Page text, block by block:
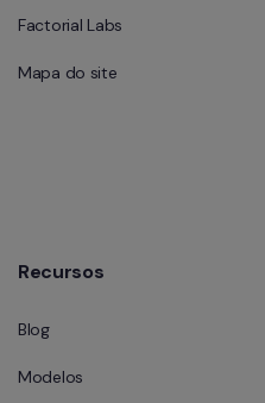
Factorial Labs
Mapa do site
Recursos
Blog
Modelos